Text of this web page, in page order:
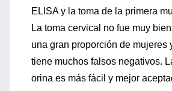
ELISA y la toma de la primera
La toma cervical no fue muy
una gran proporción de mujeres
tiene muchos falsos negativos.
orina es más fácil y mejor